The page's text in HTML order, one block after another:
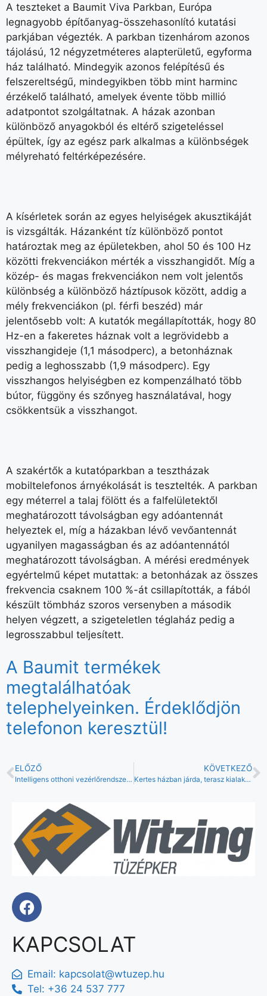
A teszteket a Baumit Viva Parkban, Európa
legnagyobb építőanyag-összehasonlító kutatási
parkjában végezték. A parkban tizenhárom azonos
tájolású, 12 négyzetméteres alapterületű, egyforma
ház található. Mindegyik azonos felépítésű és
felszereltségű, mindegyikben több mint harminc
érzékelő található, amelyek évente több millió
adatpontot szolgáltatnak. A házak azonban
különböző anyagokból és eltérő szigeteléssel
épültek, így az egész park alkalmas a különbségek
mélyreható feltérképezésére.
A kísérletek során az egyes helyiségek akusztikáját
is vizsgálták. Házanként tíz különböző pontot
határoztak meg az épületekben, ahol 50 és 100 Hz
közötti frekvenciákon mérték a visszhangidőt. Míg a
közép- és magas frekvenciákon nem volt jelentős
különbség a különböző háztípusok között, addig a
mély frekvenciákon (pl. férfi beszéd) már
jelentősebb volt: A kutatók megállapították, hogy 80
Hz-en a fakeretes háznak volt a legrövidebb a
visszhangideje (1,1 másodperc), a betonháznak
pedig a leghosszabb (1,9 másodperc). Egy
visszhangos helyiségben ez kompenzálható több
bútor, függöny és szőnyeg használatával, hogy
csökkentsük a visszhangot.
A szakértők a kutatóparkban a tesztházak
mobiltelefonos árnyékolását is tesztelték. A parkban
egy méterrel a talaj fölött és a falfelületektől
meghatározott távolságban egy adóantennát
helyeztek el, míg a házakban lévő vevőantennát
ugyanilyen magasságban és az adóantennától
meghatározott távolságban. A mérési eredmények
egyértelmű képet mutattak: a betonházak az összes
frekvencia csaknem 100 %-át csillapították, a fából
készült tömbház szoros versenyben a második
helyen végzett, a szigeteletlen téglaház pedig a
legrosszabbul teljesített.
A Baumit termékek
megtalálhatóak
telephelyeinken. Érdeklődjön
telefonon keresztül!
ELŐZŐ
Intelligens otthoni vezérlőrendszer – Velux Touch
KÖVETKEZŐ
Kertes házban járda, terasz kialakítása
KAPCSOLAT
Email: kapcsolat@wtuzep.hu
Tel: +36 24 537 777